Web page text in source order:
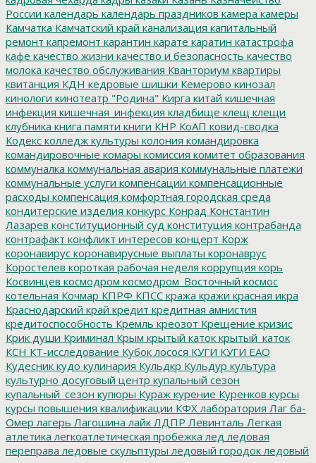
России календарь календарь праздников камера камеры
Камчатка Камчатский край канализация капитальный
ремонт капремонт карантин карате каратин катастрофа
кафе качество жизни качество и безопасность качество
молока качество обслуживания Кванториум квартиры
квитанция КДН кедровые шишки Кемерово кинозал
кинологи кинотеатр "Родина" Кирга китай кишечная
инфекция кишечная_инфекция кладбище клещ клещи
клубника книга памяти книги КНР КоАП ковид-сводка
Кодекс колледж культуры колония командировка
командировочные комары комиссия комитет образования
коммуналка коммунальная авария коммунальные платежи
коммунальные услуги компенсации компенсационные
расходы компенсация комфортная городская среда
кондитерские изделия конкурс Конрад Константин
Лазарев конституционный суд конституция контрабанда
контрафакт конфликт интересов концерт Корж
коронавирус коронавирусные выплаты коронаврус
Коростелев короткая рабочая неделя коррупция корь
Косвинцев космодром космодром_Восточный космос
котельная Кочмар КПРФ КПСС кража кражи красная икра
Краснодарский край кредит кредитная амнистия
кредитоспособность Кремль креозот Крещение кризис
Крик души Криминал Крым крытый каток крытый_каток
КСН КТ-исследование Кубок лосося КУГИ КУГИ ЕАО
Кудесник кудо кулинария Кульдкр Кульдур культура
культурно досуговый центр купальный сезон
купальный_сезон купюры Кураж курение Куренков курсы
курсы повышения квалификации КФХ лаборатория Лаг ба-
Омер лагерь Лагошина лайк ЛДПР Левинталь Легкая
атлетика легкоатлетическая пробежка лед ледовая
переправа ледовые скульптуры ледовый городок ледовый